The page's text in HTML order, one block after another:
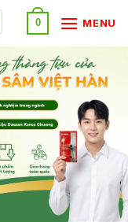
0 MENU